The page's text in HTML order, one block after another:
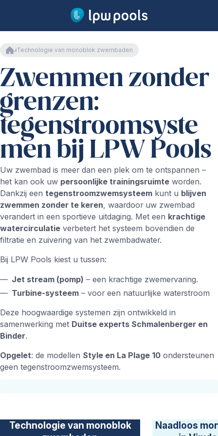
Technologie van monoblok zwembaden
Zwemmen zonder
grenzen:
tegenstroomsyste
men bij LPW Pools
Uw zwembad is meer dan een plek om te ontspannen –
het kan ook uw persoonlijke trainingsruimte worden.
Dankzij een tegenstroomzwemsysteem kunt u blijven
zwemmen zonder te keren, waardoor uw zwembad
verandert in een sportieve uitdaging. Met een krachtige
watercirculatie verbetert het systeem bovendien de
filtratie en zuivering van het zwembadwater.
Bij LPW Pools kiest u tussen:
Jet stream (pomp) – een krachtige zwemervaring.
Turbine-systeem – voor een natuurlijke waterstroom
Deze hoogwaardige systemen zijn ontwikkeld in
samenwerking met Duitse experts Schmalenberger en
Binder.
Opgelet: de modellen Style en La Plage 10 ondersteunen
geen tegenstroomzwemsysteem.
Technologie van monoblok
Naadloos
Hoofdpagina
Ons aanbod
Lange garantievoorwaarden
Zwembadproductie
Installatie
Veiligheid
Waterbehandeling
Technologie
Monoblok zwembaden
Naadloos zwembad
zwembadafdekking
Verwarming
Tegenstroomsystemen
Projecten
Het bedrijf
De wereld van LPW Pools
Klanttevredenheid
Second Wave Program
Dienst na verkoop
Showroom bezoeken
België